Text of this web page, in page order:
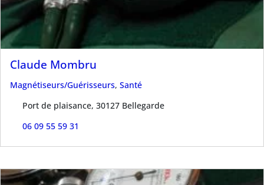
Claude Mombru
Magnétiseurs/Guérisseurs, Santé
Port de plaisance, 30127 Bellegarde
06 09 55 59 31